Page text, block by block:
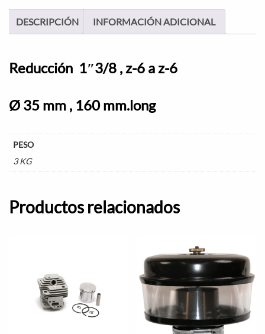
DESCRIPCIÓN INFORMACIÓN ADICIONAL
Reducción 1″3/8 , z-6 a z-6
Ø 35 mm , 160 mm.long
PESO
3 KG
Productos relacionados